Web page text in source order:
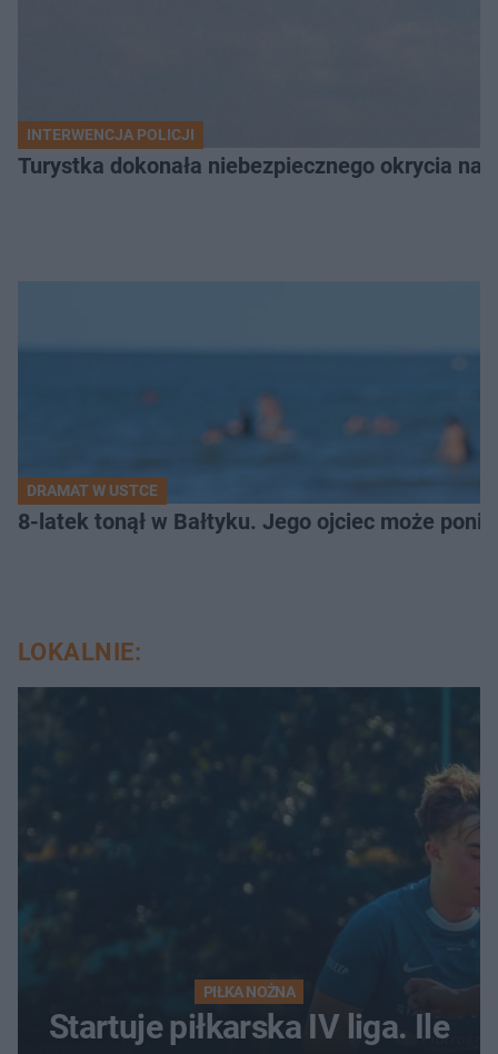
INTERWENCJA POLICJI
Turystka dokonała niebezpiecznego okrycia
DRAMAT W USTCE
8-latek tonął w Bałtyku. Jego ojciec może
LOKALNIE:
PIŁKA NOŻNA
Startuje piłkarska IV liga. Ile